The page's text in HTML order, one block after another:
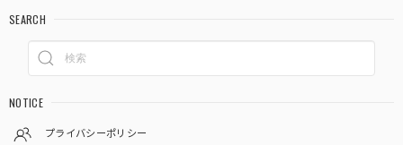
SEARCH
NOTICE
プライバシーポリシー